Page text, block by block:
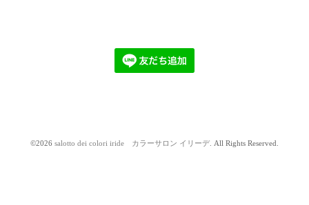
©2026 salotto dei colori iride カラーサロン イリーデ. All Rights Reserved.